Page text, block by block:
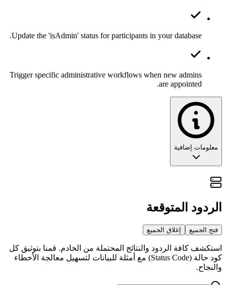
Update the 'isAdmin' status for participants in your database.
Trigger specific administrative workflows when new admins
are appointed.
معلومات إضافية
تغيير أدوار المشاركين: تتبع ديناميكيات
توزيع الصلاحيات داخل المجموعة. ففي بيئات العمل، يعني تغيير
علم تام بهذا التحول لحظة وقوعه.
🏗️ الفلسفة المعمارية: تحديث مصفوفة
الردود المتوقعة
فتح الجميع إغلاق الجميع
استكشف كافة الردود والنتائج المحتملة من الخادم. قمنا بتوثيق كل
كود حالة (Status Code) مع أمثلة للبيانات لتسهيل معالجة الأخطاء
والنجاح.